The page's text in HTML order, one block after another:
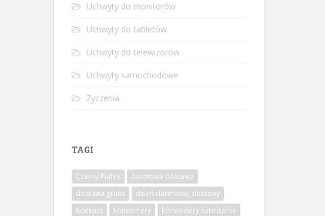
Uchwyty do monitorów
Uchwyty do tabletów
Uchwyty do telewizorów
Uchwyty samochodowe
Życzenia
TAGI
Czarny Piątek
darmowa dostawa
dostawa gratis
dzień darmowej dostawy
Konkurs
konwertery
konwertery satelitarne